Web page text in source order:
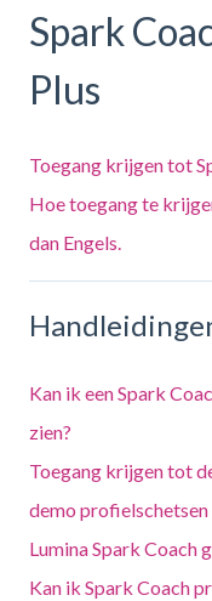
Spark
Plus
Toegang krijgen tot
Hoe toegang te
dan Engels.
Kan ik een Spark
zien?
Toegang krijgen tot
demo profielschetsen
Lumina Spark Coach
Kan ik Spark Coach